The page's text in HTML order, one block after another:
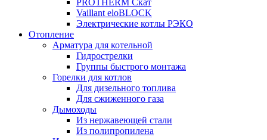
PROTHERM Скат
Vaillant eloBLOCK
Электрические котлы РЭКО
Отопление
Арматура для котельной
Гидрострелки
Группы быстрого монтажа
Горелки для котлов
Для дизельного топлива
Для сжиженного газа
Дымоходы
Из нержавеющей стали
Из полипропилена